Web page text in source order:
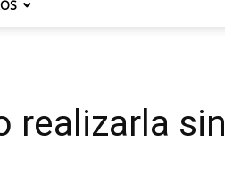
realizarla sin